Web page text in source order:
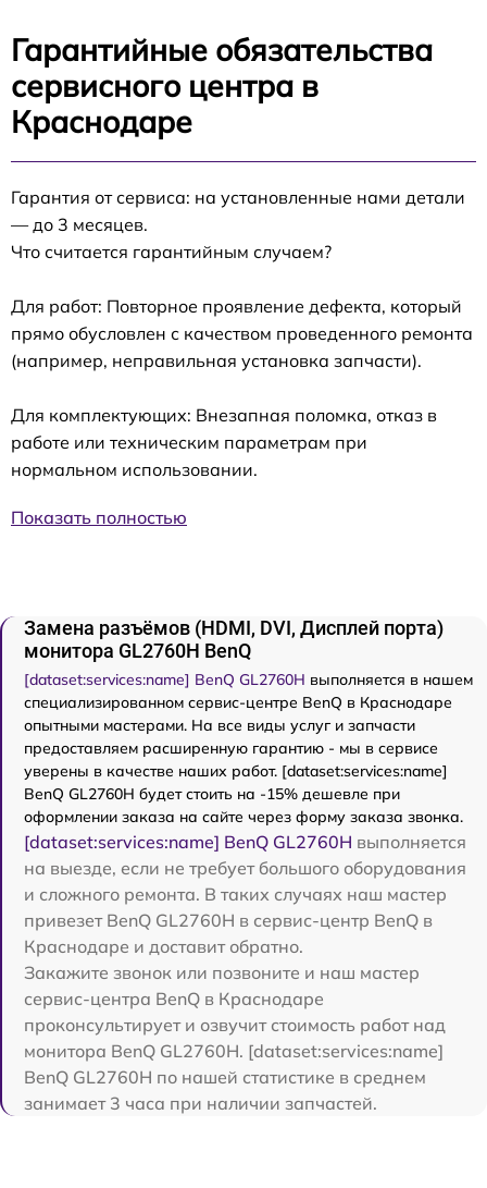
Гарантийные обязательства
сервисного центра в
Краснодаре
Гарантия от сервиса: на установленные нами детали
— до 3 месяцев.
Что считается гарантийным случаем?
Для работ: Повторное проявление дефекта, который
прямо обусловлен с качеством проведенного ремонта
(например, неправильная установка запчасти).
Для комплектующих: Внезапная поломка, отказ в
работе или техническим параметрам при
нормальном использовании.
Показать полностью
Замена разъёмов (HDMI, DVI, Дисплей порта)
монитора GL2760H BenQ
[dataset:services:name] BenQ GL2760H выполняется в нашем
специализированном сервис-центре BenQ в Краснодаре
опытными мастерами. На все виды услуг и запчасти
предоставляем расширенную гарантию - мы в сервисе
уверены в качестве наших работ. [dataset:services:name]
BenQ GL2760H будет стоить на -15% дешевле при
оформлении заказа на сайте через форму заказа звонка.
[dataset:services:name] BenQ GL2760H выполняется
на выезде, если не требует большого оборудования
и сложного ремонта. В таких случаях наш мастер
привезет BenQ GL2760H в сервис-центр BenQ в
Краснодаре и доставит обратно.
Закажите звонок или позвоните и наш мастер
сервис-центра BenQ в Краснодаре
проконсультирует и озвучит стоимость работ над
монитора BenQ GL2760H. [dataset:services:name]
BenQ GL2760H по нашей статистике в среднем
занимает 3 часа при наличии запчастей.